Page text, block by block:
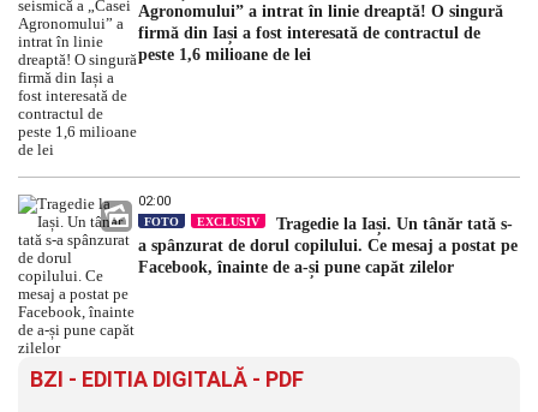
Agronomului” a intrat în linie dreaptă! O singură
firmă din Iași a fost interesată de contractul de
peste 1,6 milioane de lei
02:00
FOTO EXCLUSIV
Tragedie la Iași. Un tânăr tată s-
a spânzurat de dorul copilului. Ce mesaj a postat pe
Facebook, înainte de a-și pune capăt zilelor
BZI - EDITIA DIGITALĂ - PDF